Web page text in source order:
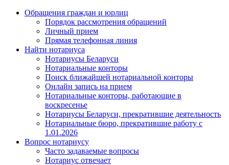
Обращения граждан и юрлиц
Порядок рассмотрения обращений
Личный прием
Прямая телефонная линия
Найти нотариуса
Нотариусы Беларуси
Нотариальные конторы
Поиск ближайшей нотариальной конторы
Онлайн запись на прием
Нотариальные конторы, работающие в
воскресенье
Нотариусы Беларуси, прекратившие деятельность
Нотариальные бюро, прекратившие работу с
1.01.2026
Вопрос нотариусу
Часто задаваемые вопросы
Нотариус отвечает